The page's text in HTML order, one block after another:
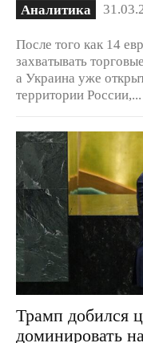
Аналитика
После того как 14
захватывать
а Украина уже
территории России,...
Трамп добился
доминировать